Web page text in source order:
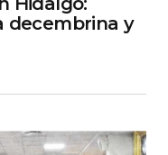
decembrina y